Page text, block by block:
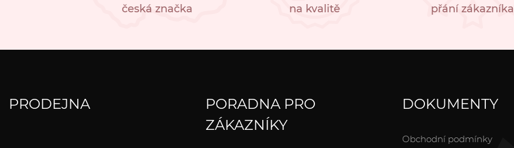
česká značka
na kvalitě
přání zákazníka
PRODEJNA
PORADNA PRO
ZÁKAZNÍKY
DOKUMENTY
Obchodní podmínky